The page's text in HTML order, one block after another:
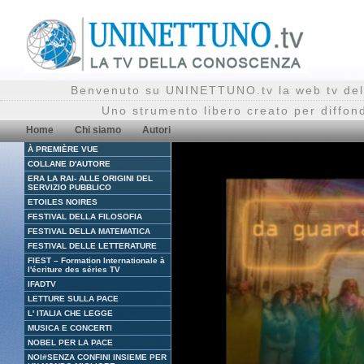
Benvenuto su UNINETTUNO.tv la web tv
Uno strumento libero creato per
Home Chi siamo Autori
À PREMIÈRE VUE
COLLANE D'AUTORE
ERA LA RAI- ALLE ORIGINI DEL
SERVIZIO PUBBLICO
ETOILES NOIRES
FESTIVAL DELLA FILOSOFIA
FESTIVAL DELLA MATEMATICA
FESTIVAL DELLE LETTERATURE
FIEST – Formation Internationale à
l'écriture des séries TV
IFADTV
LETTURE SULLA PACE
L' ITALIA CHE LEGGE
MUSICA E CONCERTI
NOBEL PER LA PACE
NOI#SENZA CONFINI INSIEME PER